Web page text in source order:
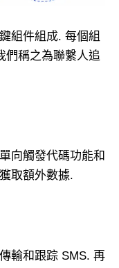
組件組成. 每個組
們稱之為聯繫人追
向觸發代碼功能和
取額外數據.
輸和跟踪 SMS. 再